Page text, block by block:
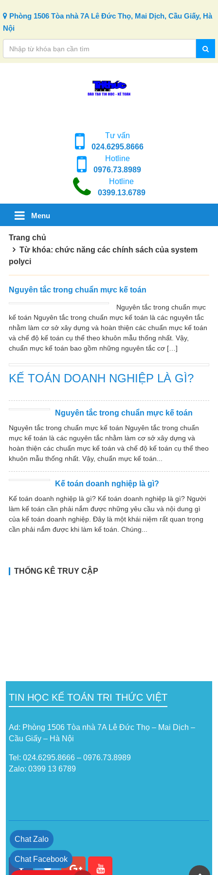
Phòng 1506 Tòa nhà 7A Lê Đức Thọ, Mai Dịch, Cầu Giấy, Hà
Nội
Tư vấn
024.6295.8666
Hotline
0976.73.8989
Hotline
0399.13.6789
Menu
Trang chủ
Từ khóa: chức năng các chính sách của system
polyci
Nguyên tắc trong chuẩn mực kế toán
Nguyên tắc trong chuẩn mực
kế toán Nguyên tắc trong chuẩn mực kế toán là các nguyên tắc
nhằm làm cơ sở xây dựng và hoàn thiện các chuẩn mực kế toán
và chế độ kế toán cụ thể theo khuôn mẫu thống nhất. Vậy,
chuẩn mực kế toán bao gồm những nguyên tắc cơ […]
KẾ TOÁN DOANH NGHIỆP LÀ GÌ?
Nguyên tắc trong chuẩn mực kế toán
Nguyên tắc trong chuẩn mực kế toán Nguyên tắc trong chuẩn
mực kế toán là các nguyên tắc nhằm làm cơ sở xây dựng và
hoàn thiện các chuẩn mực kế toán và chế độ kế toán cụ thể theo
khuôn mẫu thống nhất. Vậy, chuẩn mực kế toán...
Kế toán doanh nghiệp là gì?
Kế toán doanh nghiệp là gì? Kế toán doanh nghiệp là gì? Người
làm kế toán cần phải nắm được những yêu cầu và nội dung gì
của kế toán doanh nghiệp. Đây là một khái niệm rất quan trọng
cần phải nắm được khi làm kế toán. Chúng...
THỐNG KÊ TRUY CẬP
TIN HỌC KẾ TOÁN TRI THỨC VIỆT
Ad: Phòng 1506 Tòa nhà 7A Lê Đức Thọ – Mai Dịch –
Cầu Giấy – Hà Nội
Tel: 024.6295.8666 – 0976.73.8989
Zalo: 0399 13 6789
Chat Zalo
Chat Facebook